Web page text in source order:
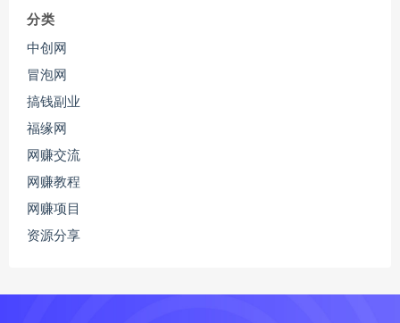
分类
中创网
冒泡网
搞钱副业
福缘网
网赚交流
网赚教程
网赚项目
资源分享